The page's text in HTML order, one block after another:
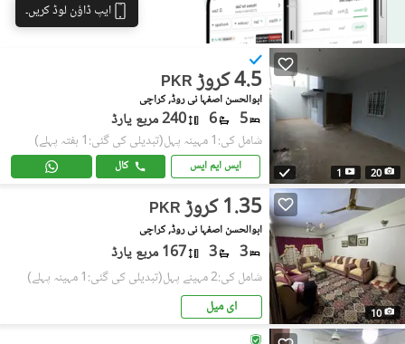
ایپ ڈاؤن لوڈ کریں۔
20
1
PKR 4.5 کروڑ
ابوالحسن اصفہا نی روڈ, کراچی
5
6 240 مربع یارڈ
شامل کی:1 مہینہ پہل (تبدیلی کی گئی:1 ہفتہ پہلے)
ایس ایم ایس کال
10
PKR 1.35 کروڑ
ابوالحسن اصفہا نی روڈ, کراچی
3
3 167 مربع یارڈ
شامل کی:2 مہینے پہل
(تبدیلی کی گئی:1 مہینہ پہلے)
ای میل